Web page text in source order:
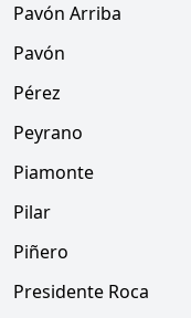
Pavón Arriba
Pavón
Pérez
Peyrano
Piamonte
Pilar
Piñero
Presidente Roca